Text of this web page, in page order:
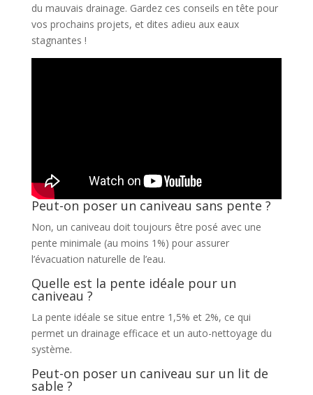
du mauvais drainage. Gardez ces conseils en tête pour
vos prochains projets, et dites adieu aux eaux
stagnantes !
Peut-on poser un caniveau sans pente ?
Non, un caniveau doit toujours être posé avec une
pente minimale (au moins 1%) pour assurer
l’évacuation naturelle de l’eau.
Quelle est la pente idéale pour un
caniveau ?
La pente idéale se situe entre 1,5% et 2%, ce qui
permet un drainage efficace et un auto-nettoyage du
système.
Peut-on poser un caniveau sur un lit de
sable ?